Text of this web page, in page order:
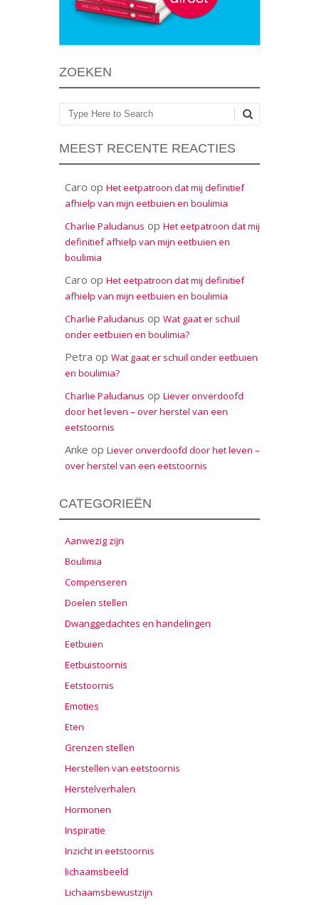
ZOEKEN
Zoeken
MEEST RECENTE REACTIES
Caro op Het eetpatroon dat mij definitief
afhielp van mijn eetbuien en boulimia
Charlie Paludanus op Het eetpatroon dat mij
definitief afhielp van mijn eetbuien en
boulimia
Caro op Het eetpatroon dat mij definitief
afhielp van mijn eetbuien en boulimia
Charlie Paludanus op Wat gaat er schuil
onder eetbuien en boulimia?
Petra op Wat gaat er schuil onder eetbuien
en boulimia?
Charlie Paludanus op Liever onverdoofd
door het leven – over herstel van een
eetstoornis
Anke op Liever onverdoofd door het leven –
over herstel van een eetstoornis
CATEGORIEËN
Aanwezig zijn
Boulimia
Compenseren
Doelen stellen
Dwanggedachtes en handelingen
Eetbuien
Eetbuistoornis
Eetstoornis
Emoties
Eten
Grenzen stellen
Herstellen van eetstoornis
Herstelverhalen
Hormonen
Inspiratie
Inzicht in eetstoornis
lichaamsbeeld
Lichaamsbewustzijn